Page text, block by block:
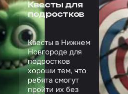
Квесты для
подростков
Квесты в Нижнем
Новгороде для
подростков
хороши тем, что
ребята смогут
пройти их без